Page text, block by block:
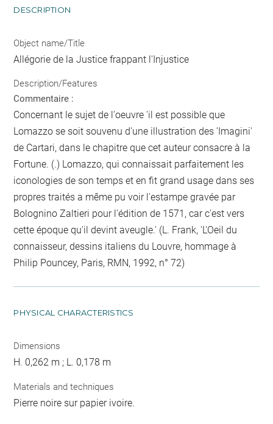
DESCRIPTION
Object name/Title
Allégorie de la Justice frappant l'Injustice
Description/Features
Commentaire :
Concernant le sujet de l'oeuvre 'il est possible que
Lomazzo se soit souvenu d'une illustration des 'Imagini'
de Cartari, dans le chapitre que cet auteur consacre à la
Fortune. (.) Lomazzo, qui connaissait parfaitement les
iconologies de son temps et en fit grand usage dans ses
propres traités a même pu voir l'estampe gravée par
Bolognino Zaltieri pour l'édition de 1571, car c'est vers
cette époque qu'il devint aveugle.' (L. Frank, 'L'Oeil du
connaisseur, dessins italiens du Louvre, hommage à
Philip Pouncey, Paris, RMN, 1992, n° 72)
PHYSICAL CHARACTERISTICS
Dimensions
H. 0,262 m ; L. 0,178 m
Materials and techniques
Pierre noire sur papier ivoire.